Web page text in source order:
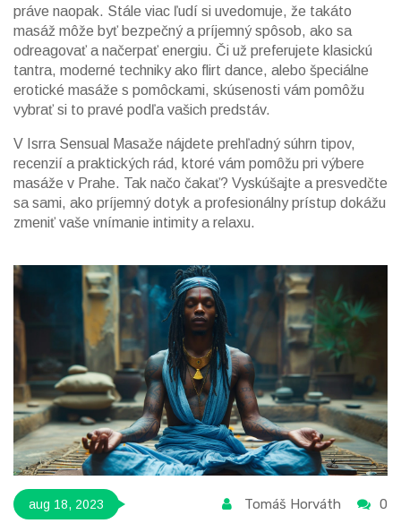
práve naopak. Stále viac ľudí si uvedomuje, že takáto
masáž môže byť bezpečný a príjemný spôsob, ako sa
odreagovať a načerpať energiu. Či už preferujete klasickú
tantra, moderné techniky ako flirt dance, alebo špeciálne
erotické masáže s pomôckami, skúsenosti vám pomôžu
vybrať si to pravé podľa vašich predstáv.
V Isrra Sensual Masaže nájdete prehľadný súhrn tipov,
recenzií a praktických rád, ktoré vám pomôžu pri výbere
masáže v Prahe. Tak načo čakať? Vyskúšajte a presvedčte
sa sami, ako príjemný dotyk a profesionálny prístup dokážu
zmeniť vaše vnímanie intimity a relaxu.
aug 18, 2023 Tomáš Horváth 0